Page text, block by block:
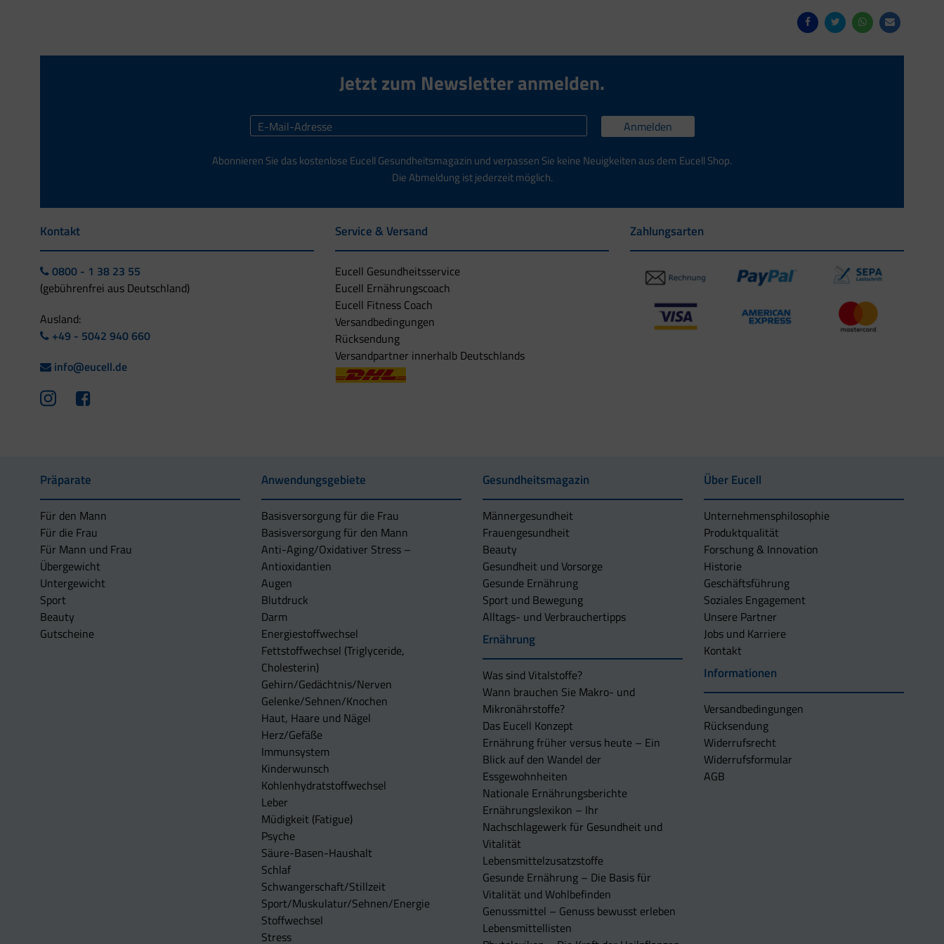
Jetzt zum Newsletter anmelden.
Anmelden
Abonnieren Sie das kostenlose Eucell Gesundheitsmagazin und verpassen Sie keine Neuigkeiten aus dem Eucell Shop.
Die Abmeldung ist jederzeit möglich.
Kontakt
0800 - 1 38 23 55
(gebührenfrei aus Deutschland)
Ausland:
+49 - 5042 940 660
info@eucell.de
Service & Versand
Eucell Gesundheitsservice
Eucell Ernährungscoach
Eucell Fitness Coach
Versandbedingungen
Rücksendung
Versandpartner innerhalb Deutschlands
Zahlungsarten
Präparate
Für den Mann
Für die Frau
Für Mann und Frau
Übergewicht
Untergewicht
Sport
Beauty
Gutscheine
Anwendungsgebiete
Basisversorgung für die Frau
Basisversorgung für den Mann
Anti-Aging/Oxidativer Stress –
Antioxidantien
Augen
Blutdruck
Darm
Energiestoffwechsel
Fettstoffwechsel (Triglyceride,
Cholesterin)
Gehirn/Gedächtnis/Nerven
Gelenke/Sehnen/Knochen
Haut, Haare und Nägel
Herz/Gefäße
Immunsystem
Kinderwunsch
Kohlenhydratstoffwechsel
Leber
Müdigkeit (Fatigue)
Psyche
Säure-Basen-Haushalt
Schlaf
Schwangerschaft/Stillzeit
Sport/Muskulatur/Sehnen/Energie
Stoffwechsel
Stress
Gesundheitsmagazin
Männergesundheit
Frauengesundheit
Beauty
Gesundheit und Vorsorge
Gesunde Ernährung
Sport und Bewegung
Alltags- und Verbrauchertipps
Ernährung
Was sind Vitalstoffe?
Wann brauchen Sie Makro- und
Mikronährstoffe?
Das Eucell Konzept
Ernährung früher versus heute – Ein
Blick auf den Wandel der
Essgewohnheiten
Nationale Ernährungsberichte
Ernährungslexikon – Ihr
Nachschlagewerk für Gesundheit und
Vitalität
Lebensmittelzusatzstoffe
Gesunde Ernährung – Die Basis für
Vitalität und Wohlbefinden
Genussmittel – Genuss bewusst erleben
Lebensmittellisten
Über Eucell
Unternehmens­philosophie
Produktqualität
Forschung & Innovation
Historie
Geschäftsführung
Soziales Engagement
Unsere Partner
Jobs und Karriere
Kontakt
Informationen
Versandbedingungen
Rücksendung
Widerrufsrecht
Widerrufsformular
AGB